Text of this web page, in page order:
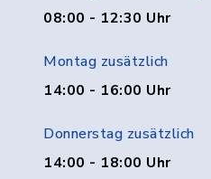
08:00 - 12:30 Uhr
Montag zusätzlich
14:00 - 16:00 Uhr
Donnerstag zusätzlich
14:00 - 18:00 Uhr